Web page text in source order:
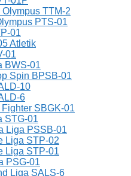
TTM-2
PTS-01
01
Atletik
01
BWS-01
Spin BPSB-01
10
6
SBGK-01
STG-01
Liga PSSB-01
Liga STP-02
Liga STP-01
PSG-01
Liga SALS-6